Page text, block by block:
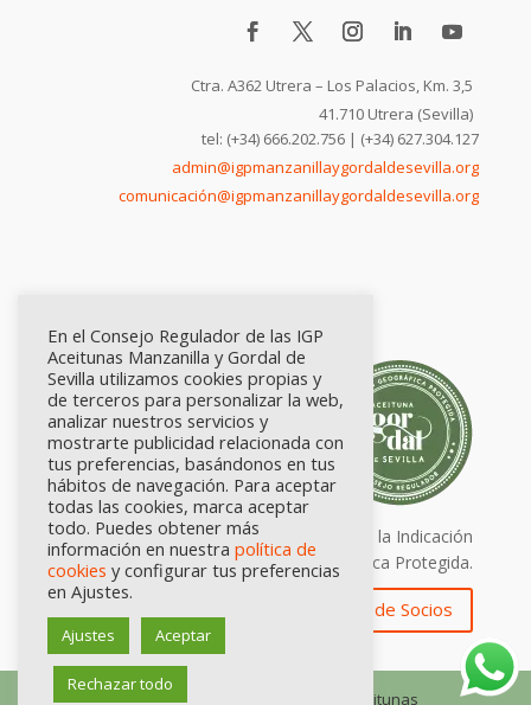
Ctra. A362 Utrera – Los Palacios, Km. 3,5
41.710 Utrera (Sevilla)
tel: (+34) 666.202.756 | (+34) 627.304.127
admin@igpmanzanillaygordaldesevilla.org
comunicación@igpmanzanillaygordaldesevilla.org
Calidad certificada por Origen. Sellos de la Indicación
Geográfica Protegida.
Zona de Socios
© Consejo Regulador de las IGP Aceitunas
En el Consejo Regulador de las IGP
Aceitunas Manzanilla y Gordal de
Sevilla utilizamos cookies propias y
de terceros para personalizar la web,
analizar nuestros servicios y
mostrarte publicidad relacionada con
tus preferencias, basándonos en tus
hábitos de navegación. Para aceptar
todas las cookies, marca aceptar
todo. Puedes obtener más
información en nuestra política de
cookies y configurar tus preferencias
en Ajustes.
Ajustes Aceptar
Rechazar todo